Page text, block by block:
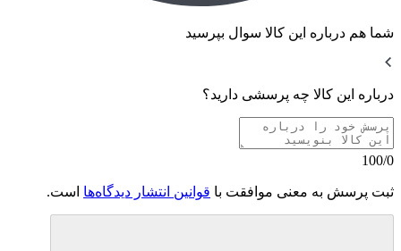
شما هم درباره این کالا سوال بپرسید
درباره این کالا چه پرسشی دارید؟
100/0
ثبت پرسش به معنی موافقت با قوانین انتشار دیدگاه‌ها است.